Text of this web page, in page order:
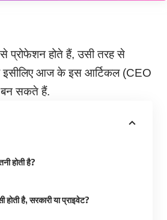
प्रोफेशन होते हैं, उसी तरह से
है इसीलिए आज के इस आर्टिकल (CEO
सकते हैं.
होती है?
होती है, सरकारी या प्राइवेट?